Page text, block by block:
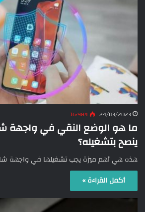
24/03/2023 16٬984
ما هو الوضع النقي في واجهة
ينصح بتشغيله؟
هذه هي أهم ميزة يجب تشغيلها في واجهة
أكمل القراءة »